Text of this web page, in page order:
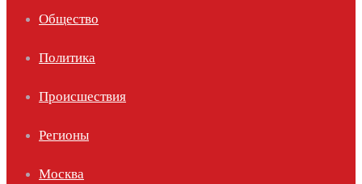
Общество
Политика
Происшествия
Регионы
Москва